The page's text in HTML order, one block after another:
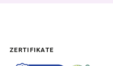
ZERTIFIKATE